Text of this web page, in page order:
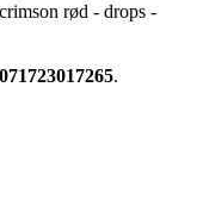
rød - drops -
.